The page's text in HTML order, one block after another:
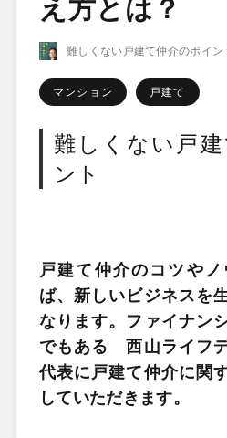
え方とは？
難しくない戸建て仲介のポイ
マンション 戸建て
難しくない戸
ント
戸建て仲介のコツや
ば、新しいビジネスを
なります。ファイナン
でもある 西山ライフ
代表に戸建て仲介に関
していただきます。